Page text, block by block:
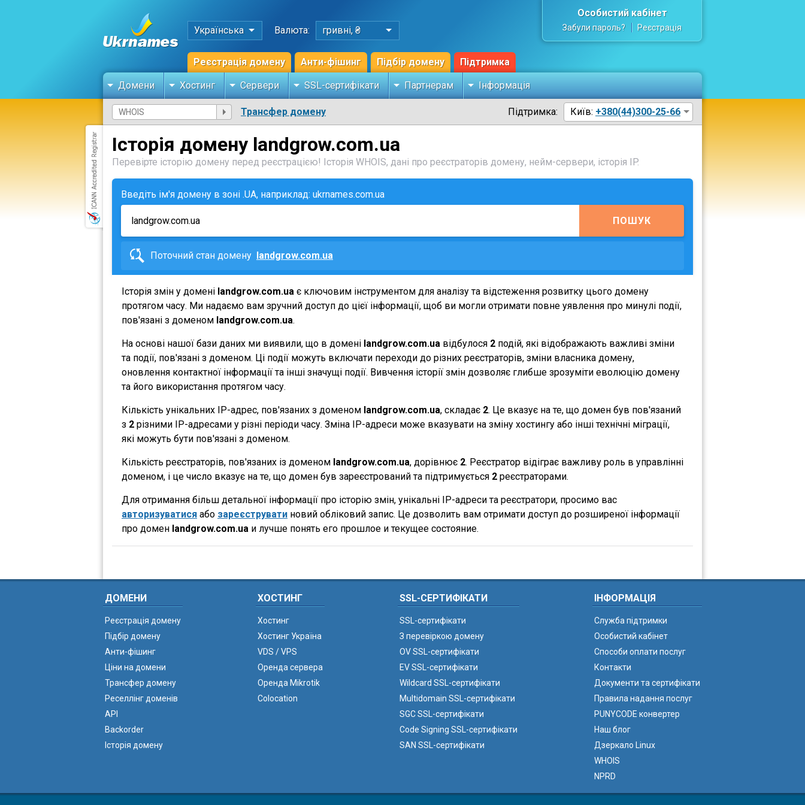
Українська Валюта: гривні, ₴
Реєстрація домену Анти-фішинг Підбір домену Підтримка
Особистий кабінет
Забули пароль? Реєстрація
Домени Хостинг Сервери SSL-сертифікати Партнерам Інформація
Трансфер домену Підтримка: Київ: +380(44)300-25-66
Історія домену landgrow.com.ua
Перевірте історію домену перед реєстрацією! Історія WHOIS, дані про реєстраторів домену, нейм-сервери, історія IP.
Введіть ім'я домену в зоні .UA, наприклад: ukrnames.com.ua
ПОШУК
Поточний стан домену landgrow.com.ua
Історія змін у домені landgrow.com.ua є ключовим інструментом для аналізу та відстеження розвитку цього домену
протягом часу. Ми надаємо вам зручний доступ до цієї інформації, щоб ви могли отримати повне уявлення про минулі події,
пов'язані з доменом landgrow.com.ua.
На основі нашої бази даних ми виявили, що в домені landgrow.com.ua відбулося 2 подій, які відображають важливі зміни
та події, пов'язані з доменом. Ці події можуть включати переходи до різних реєстраторів, зміни власника домену,
оновлення контактної інформації та інші значущі події. Вивчення історії змін дозволяє глибше зрозуміти еволюцію домену
та його використання протягом часу.
Кількість унікальних IP-адрес, пов'язаних з доменом landgrow.com.ua, складає 2. Це вказує на те, що домен був пов'язаний
з 2 різними IP-адресами у різні періоди часу. Зміна IP-адреси може вказувати на зміну хостингу або інші технічні міграції,
які можуть бути пов'язані з доменом.
Кількість реєстраторів, пов'язаних із доменом landgrow.com.ua, дорівнює 2. Реєстратор відіграє важливу роль в управлінні
доменом, і це число вказує на те, що домен був зареєстрований та підтримується 2 реєстраторами.
Для отримання більш детальної інформації про історію змін, унікальні IP-адреси та реєстратори, просимо вас
авторизуватися або зареєструвати новий обліковий запис. Це дозволить вам отримати доступ до розширеної інформації
про домен landgrow.com.ua и лучше понять его прошлое и текущее состояние.
ДОМЕНИ
Реєстрація домену
Підбір домену
Анти-фішинг
Ціни на домени
Трансфер домену
Реселлінг доменів
API
Backorder
Історія домену
ХОСТИНГ
Хостинг
Хостинг Україна
VDS / VPS
Оренда сервера
Оренда Mikrotik
Colocation
SSL-СЕРТИФІКАТИ
SSL-сертифікати
З перевіркою домену
OV SSL-сертифікати
EV SSL-сертифікати
Wildcard SSL-сертифікати
Multidomain SSL-сертифікати
SGC SSL-сертифікати
Code Signing SSL-сертифікати
SAN SSL-сертифікати
ІНФОРМАЦІЯ
Служба підтримки
Особистий кабінет
Способи оплати послуг
Контакти
Документи та сертифікати
Правила надання послуг
PUNYCODE конвертер
Наш блог
Дзеркало Linux
WHOIS
NPRD